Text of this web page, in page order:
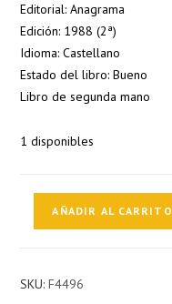
Editorial: Anagrama
Edición: 1988 (2ª)
Idioma: Castellano
Estado del libro: Bueno
Libro de segunda mano
1 disponibles
AÑADIR AL CARRITO
SKU:F4496